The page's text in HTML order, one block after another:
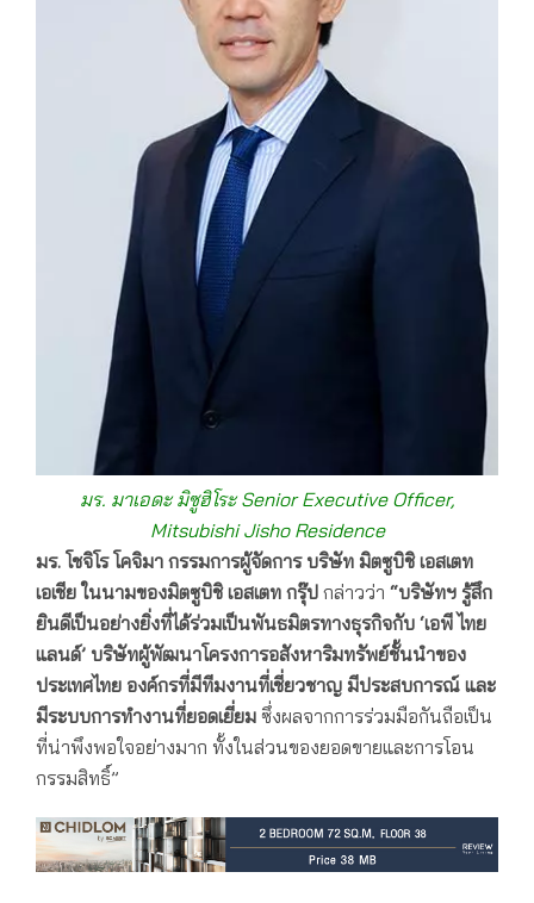
มร. มาเอดะ มิซูฮิโระ Senior Executive Officer,
Mitsubishi Jisho Residence
มร. โชจิโร โคจิมา กรรมการผู้จัดการ บริษัท มิตซูบิชิ เอสเตท
เอเชีย ในนามของมิตซูบิชิ เอสเตท กรุ๊ป กล่าวว่า “บริษัทฯ รู้สึก
ยินดีเป็นอย่างยิ่งที่ได้ร่วมเป็นพันธมิตรทางธุรกิจกับ ‘เอพี ไทย
แลนด์’ บริษัทผู้พัฒนาโครงการอสังหาริมทรัพย์ชั้นนำของ
ประเทศไทย องค์กรที่มีทีมงานที่เชี่ยวชาญ มีประสบการณ์ และ
มีระบบการทำงานที่ยอดเยี่ยม ซึ่งผลจากการร่วมมือกันถือเป็น
ที่น่าพึงพอใจอย่างมาก ทั้งในส่วนของยอดขายและการโอน
กรรมสิทธิ์”